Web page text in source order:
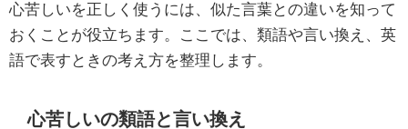
心苦しいを正しく使うには、似た言葉との違いを知って
おくことが役立ちます。ここでは、類語や言い換え、英
語で表すときの考え方を整理します。
心苦しいの類語と言い換え